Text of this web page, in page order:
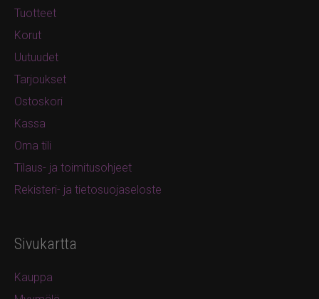
Tuotteet
Korut
Uutuudet
Tarjoukset
Ostoskori
Kassa
Oma tili
Tilaus- ja toimitusohjeet
Rekisteri- ja tietosuojaseloste
Sivukartta
Kauppa